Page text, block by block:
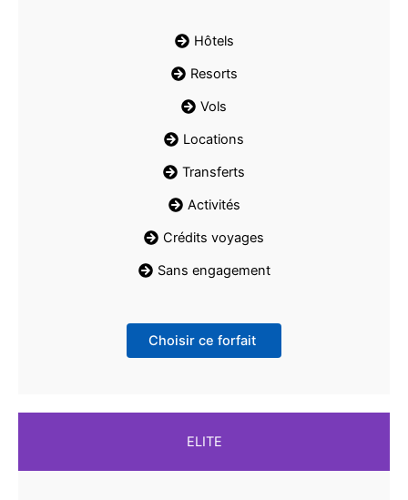
Hôtels
Resorts
Vols
Locations
Transferts
Activités
Crédits voyages
Sans engagement
Choisir ce forfait
ELITE